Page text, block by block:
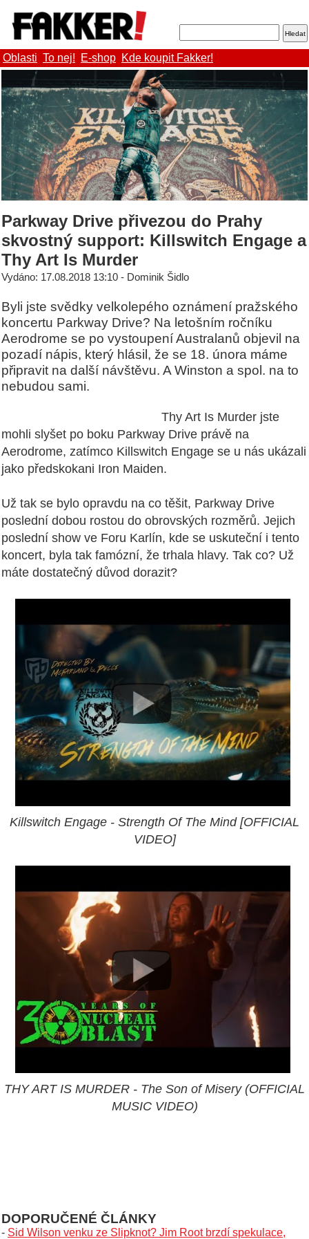
Oblasti To nej! E-shop Kde koupit Fakker!
Parkway Drive přivezou do Prahy
skvostný support: Killswitch Engage a
Thy Art Is Murder
Vydáno: 17.08.2018 13:10 - Dominik Šidlo
Byli jste svědky velkolepého oznámení pražského
koncertu Parkway Drive? Na letošním ročníku
Aerodrome se po vystoupení Australanů objevil na
pozadí nápis, který hlásil, že se 18. února máme
připravit na další návštěvu. A Winston a spol. na to
nebudou sami.
Thy Art Is Murder jste
mohli slyšet po boku Parkway Drive právě na
Aerodrome, zatímco Killswitch Engage se u nás ukázali
jako předskokani Iron Maiden.
Už tak se bylo opravdu na co těšit, Parkway Drive
poslední dobou rostou do obrovských rozměrů. Jejich
poslední show ve Foru Karlín, kde se uskuteční i tento
koncert, byla tak famózní, že trhala hlavy. Tak co? Už
máte dostatečný důvod dorazit?
Killswitch Engage - Strength Of The Mind [OFFICIAL
VIDEO]
THY ART IS MURDER - The Son of Misery (OFFICIAL
MUSIC VIDEO)
DOPORUČENÉ ČLÁNKY
- Sid Wilson venku ze Slipknot? Jim Root brzdí spekulace,